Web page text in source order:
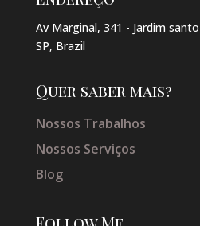
Av Marginal, 341 - Jardim
SP, Brazil
Quer saber mais?
Nossos Trabalhos
Nossos Serviços
Blog